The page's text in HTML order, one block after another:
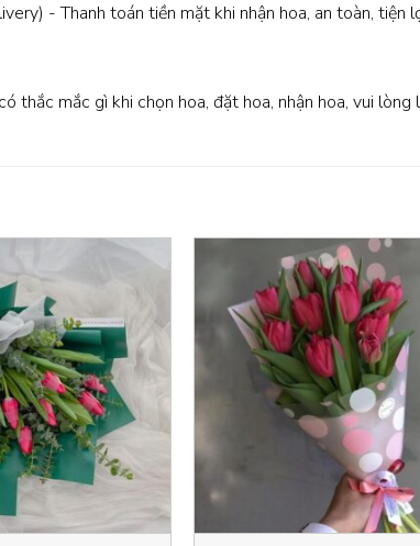
- Thanh toán tiền mặt khi nhận hoa, an toàn, tiện
thắc mắc gì khi chọn hoa, đặt hoa, nhận hoa, vui